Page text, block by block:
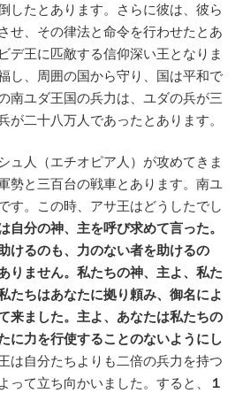
したとあります。さらに彼は、彼ら
せ、その律法と命令を行わせたとあ
デ王に匹敵する信仰深い王となりま
し、周囲の国から守り、国は平和で
南ユダ王国の兵力は、ユダの兵が三
が二十八万人であったとあります。
ュ人（エチオピア人）が攻めてきま
勢と三百台の戦車とあります。南ユ
す。この時、アサ王はどうしたでし
自分の神、主を呼び求めて言った。
けるのも、力のない者を助けるの
りません。私たちの神、主よ、私た
たちはあなたに拠り頼み、御名によ
来ました。主よ、あなたは私たちの
に力を行使することのないようにし
は自分たちよりも二倍の兵力を持つ
って立ち向かいました。すると、
１